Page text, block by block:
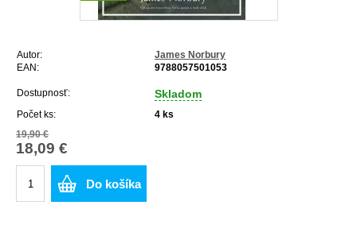
Autor:
James Norbury
EAN:
9788057501053
Dostupnosť: Skladom
Počet ks: 4 ks
19,90 €
18,09 €
Do košíka